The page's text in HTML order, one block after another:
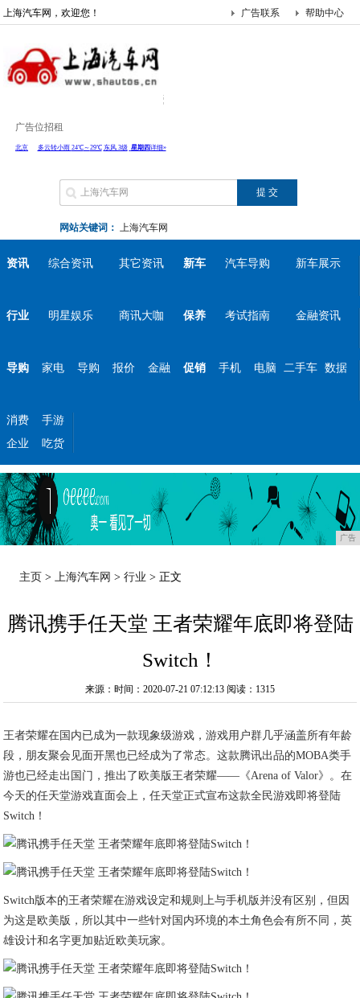
上海汽车网，欢迎您！ 帮助中心
广告联系
广告位招租
网站关键词： 上海汽车网
资讯 综合资讯 其它资讯 新车 汽车导购 新车展示
行业 明星娱乐 商讯大咖 保养 考试指南 金融资讯
导购 家电 导购 报价 金融 促销 手机 电脑 二手车 数据
消费
手游
企业
吃货
广告
主页 >上海汽车网 >行业 > 正文
腾讯携手任天堂 王者荣耀年底即将登陆
Switch！
来源：时间：2020-07-21 07:12:13 阅读：1315
王者荣耀在国内已成为一款现象级游戏，游戏用户群几乎涵盖所有年龄
段，朋友聚会见面开黑也已经成为了常态。这款腾讯出品的MOBA类手
游也已经走出国门，推出了欧美版王者荣耀——《Arena of Valor》。在
今天的任天堂游戏直面会上，任天堂正式宣布这款全民游戏即将登陆
Switch！
Switch版本的王者荣耀在游戏设定和规则上与手机版并没有区别，但因
为这是欧美版，所以其中一些针对国内环境的本土角色会有所不同，英
雄设计和名字更加贴近欧美玩家。